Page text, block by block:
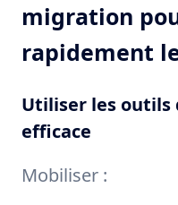
migration
rapidement
Utiliser les outils
efficace
Mobiliser :